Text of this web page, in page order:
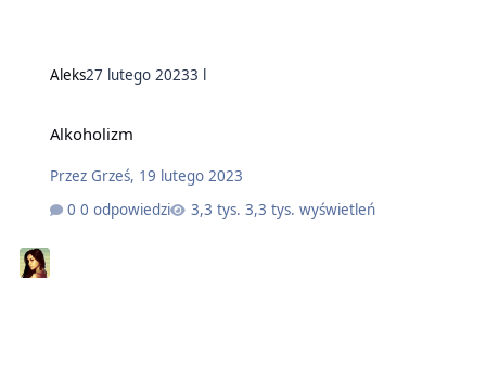
Aleks27 lutego 20233 l
Alkoholizm
Przez Grześ, 19 lutego 2023
0 odpowiedzi
3,3 tys. wyświetleń